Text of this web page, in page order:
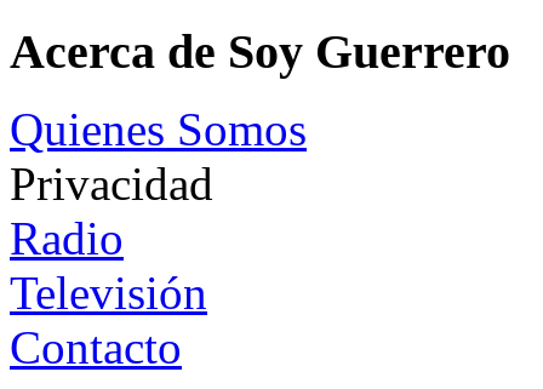
Acerca de Soy Guerrero
Quienes Somos
Privacidad
Radio
Televisión
Contacto